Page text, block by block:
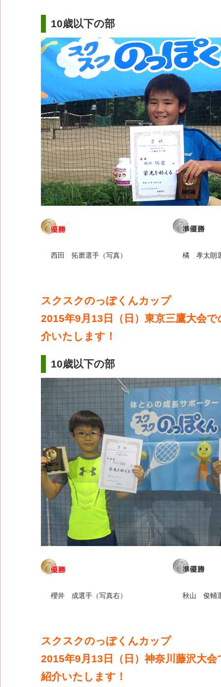
10歳以下の部
西田 拓磨選手（写真） 橘 孝太朗
スクスクのっぽくんカップ
2015年9月13日（日）東京三鷹大会
介いたします！
10歳以下の部
櫻井 成選手（写真右） 秋山 俊輔
スクスクのっぽくんカップ
2015年9月13日（日）神奈川藤沢大
紹介いたします！